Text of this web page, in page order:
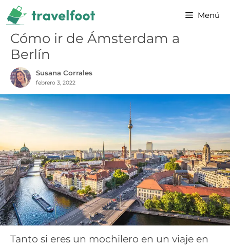
Saltar
al
contenido
Menú
Cómo ir de Ámsterdam a
Berlín
Susana Corrales
febrero 3, 2022
Tanto si eres un mochilero en un viaje en